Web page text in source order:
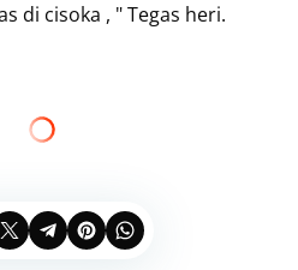
di cisoka , " Tegas heri.